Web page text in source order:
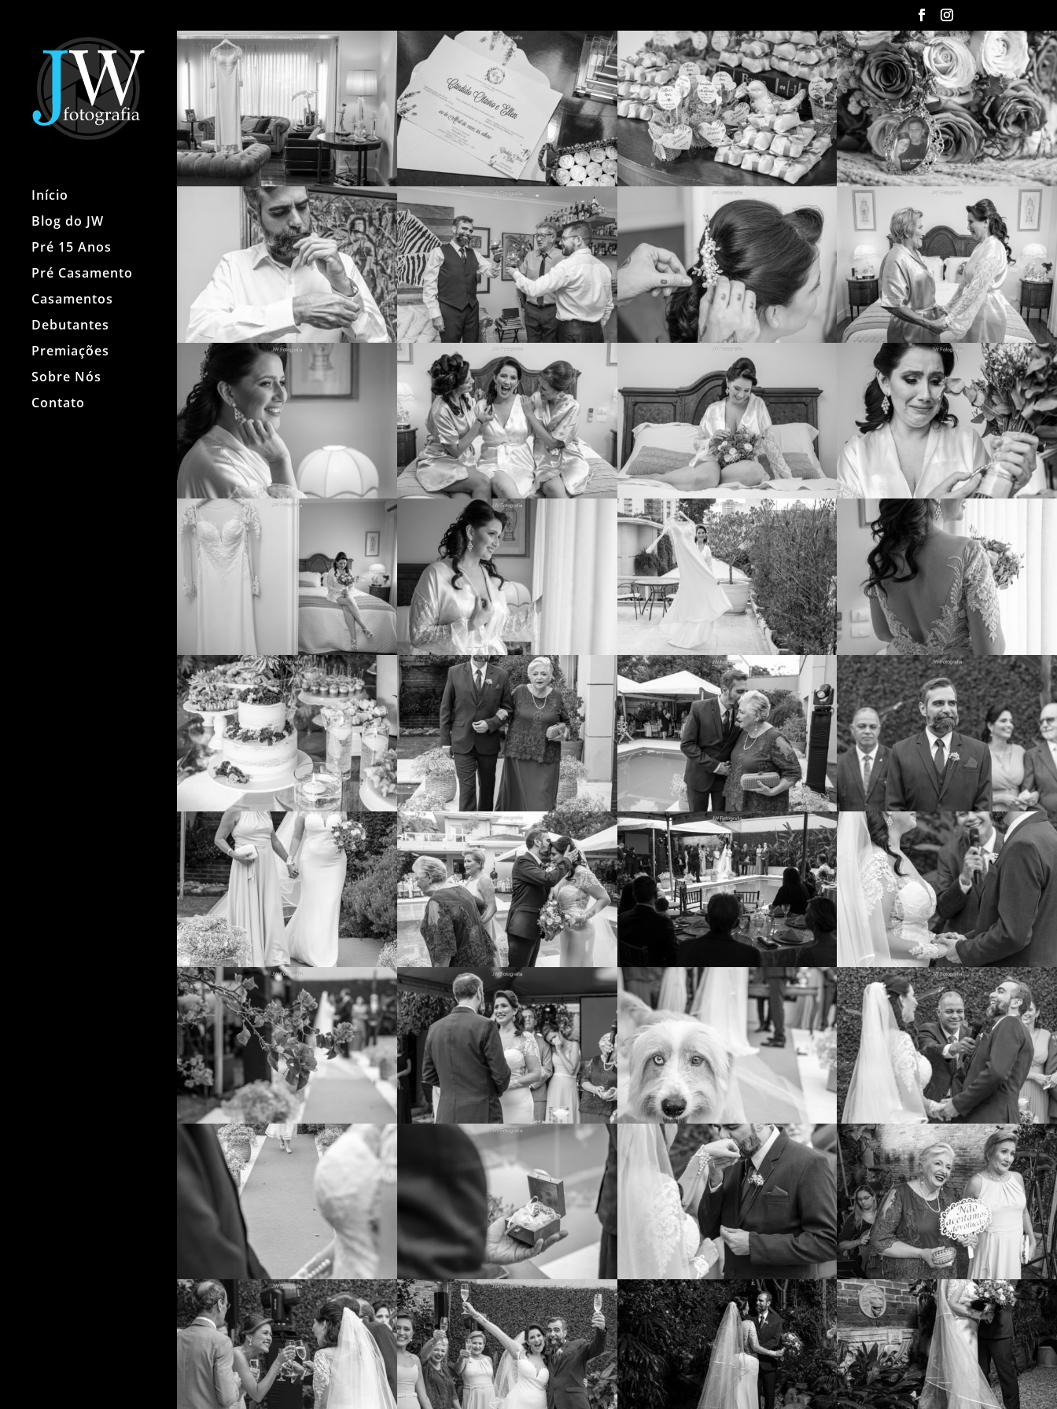
Início
Blog do JW
Pré 15 Anos
Pré Casamento
Casamentos
Debutantes
Premiações
Sobre Nós
Contato